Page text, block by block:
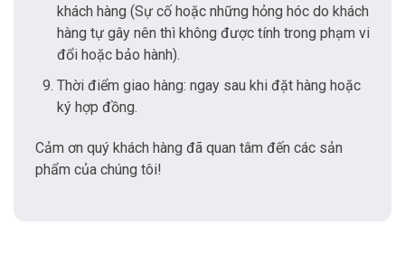
khách hàng (Sự cố hoặc những hỏng hóc do khách
hàng tự gây nên thì không được tính trong phạm vi
đổi hoặc bảo hành).
Thời điểm giao hàng: ngay sau khi đặt hàng hoặc
ký hợp đồng.
Cảm ơn quý khách hàng đã quan tâm đến các sản
phẩm của chúng tôi!